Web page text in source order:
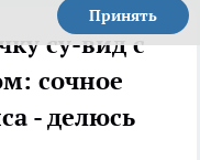
Принять
су-вид с
сочное
- делюсь